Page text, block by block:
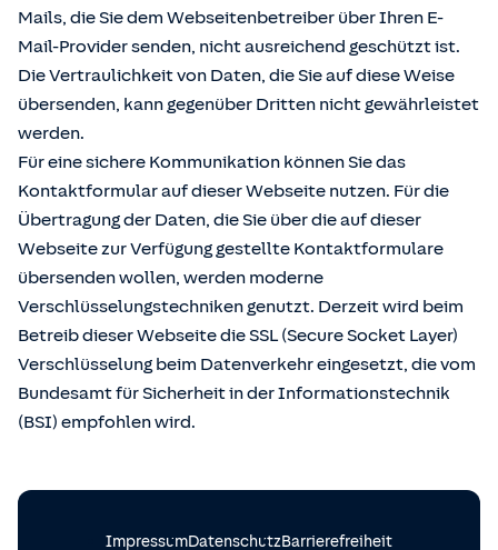
Mails, die Sie dem Webseitenbetreiber über Ihren E-
Mail-Provider senden, nicht ausreichend geschützt ist.
Die Vertraulichkeit von Daten, die Sie auf diese Weise
übersenden, kann gegenüber Dritten nicht gewährleistet
werden.
Für eine sichere Kommunikation können Sie das
Kontaktformular auf dieser Webseite nutzen. Für die
Übertragung der Daten, die Sie über die auf dieser
Webseite zur Verfügung gestellte Kontaktformulare
übersenden wollen, werden moderne
Verschlüsselungstechniken genutzt. Derzeit wird beim
Betreib dieser Webseite die SSL (Secure Socket Layer)
Verschlüsselung beim Datenverkehr eingesetzt, die vom
Bundesamt für Sicherheit in der Informationstechnik
(BSI) empfohlen wird.
ImpressumDatenschutzBarrierefreiheit